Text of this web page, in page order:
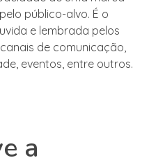
público-alvo. É o
e lembrada pelos
de comunicação,
eventos, entre outros.
a